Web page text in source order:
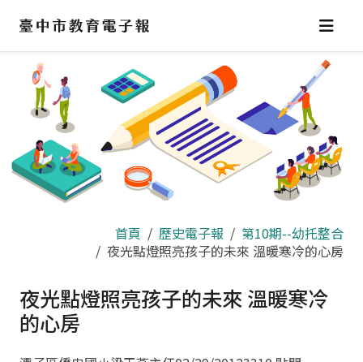
區
首頁 歷史電子報
第10期--幼托整合
夜光點燈照亮孩子的未來 溫暖寒冷的心房
夜光點燈照亮孩子的未來 溫暖寒冷
的心房